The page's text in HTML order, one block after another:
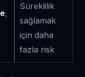
,
Süreklilik
sağlamak
için daha
fazla risk